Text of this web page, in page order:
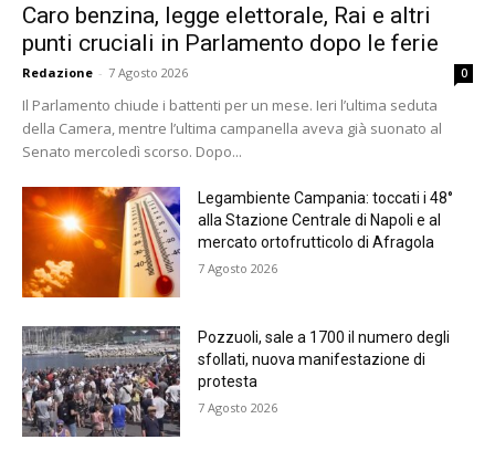
Caro benzina, legge elettorale, Rai e altri
punti cruciali in Parlamento dopo le ferie
Redazione - 7 Agosto 2026 0
Il Parlamento chiude i battenti per un mese. Ieri l’ultima seduta
della Camera, mentre l’ultima campanella aveva già suonato al
Senato mercoledì scorso. Dopo...
Legambiente Campania: toccati i 48°
alla Stazione Centrale di Napoli e al
mercato ortofrutticolo di Afragola
7 Agosto 2026
Pozzuoli, sale a 1700 il numero degli
sfollati, nuova manifestazione di
protesta
7 Agosto 2026